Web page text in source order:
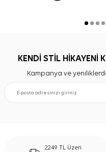
KENDİ STİL HİKAYENİ
Kampanya ve
2249 TL Üzeri